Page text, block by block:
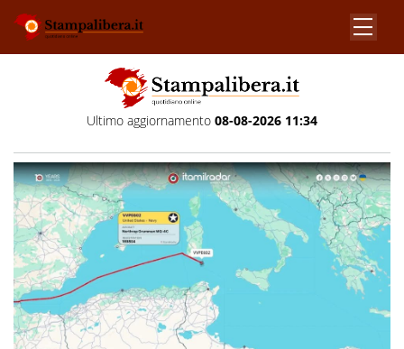
Ultimo aggiornamento 08-08-2026 11:34